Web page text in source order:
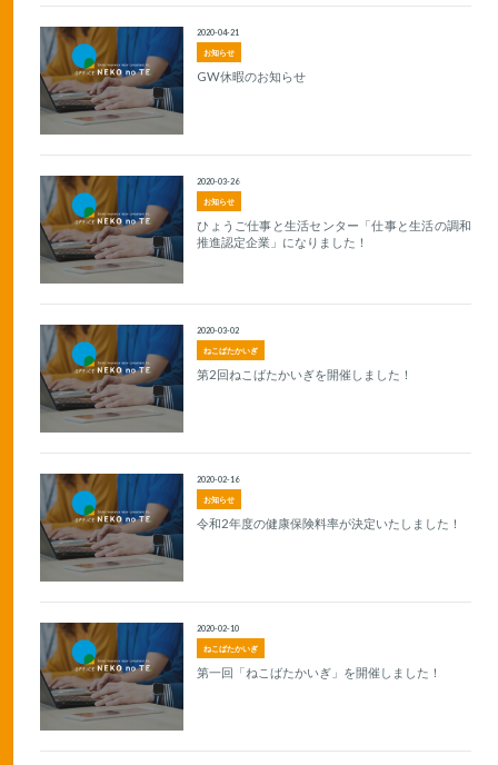
お知らせ
2020-04-21
GW休暇のお知らせ
お知らせ
2020-03-26
ひょうご仕事と生活センター「仕事と生活の調和
推進認定企業」になりました！
ねこばたかいぎ
2020-03-02
第2回ねこばたかいぎを開催しました！
お知らせ
2020-02-16
令和2年度の健康保険料率が決定いたしました！
ねこばたかいぎ
2020-02-10
第一回「ねこばたかいぎ」を開催しました！